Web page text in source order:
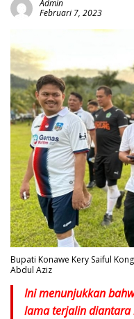
Admin
Februari 7, 2023
Bupati Konawe Kery Saiful
Abdul Aziz
Ini menunjukkan
lama terjalin diantara